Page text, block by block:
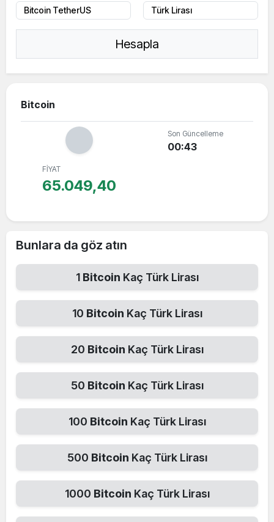
Hesapla
Bitcoin
Son Güncelleme
00:43
FİYAT
65.049,40
Bunlara da göz atın
1 Bitcoin Kaç Türk Lirası
10 Bitcoin Kaç Türk Lirası
20 Bitcoin Kaç Türk Lirası
50 Bitcoin Kaç Türk Lirası
100 Bitcoin Kaç Türk Lirası
500 Bitcoin Kaç Türk Lirası
1000 Bitcoin Kaç Türk Lirası